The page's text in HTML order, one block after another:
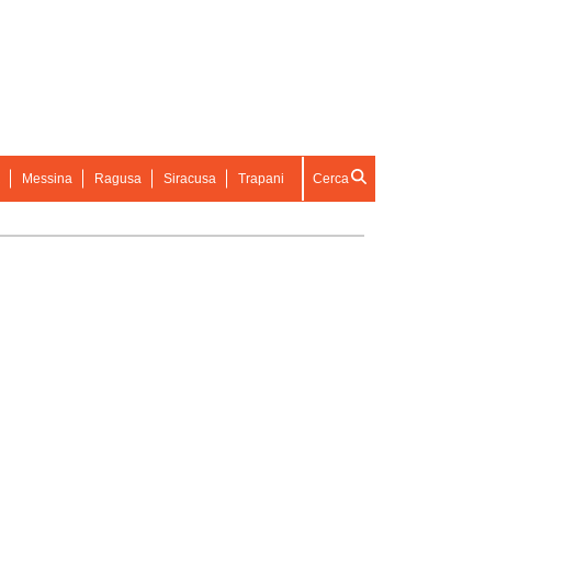
Messina Ragusa Siracusa Trapani Cerca